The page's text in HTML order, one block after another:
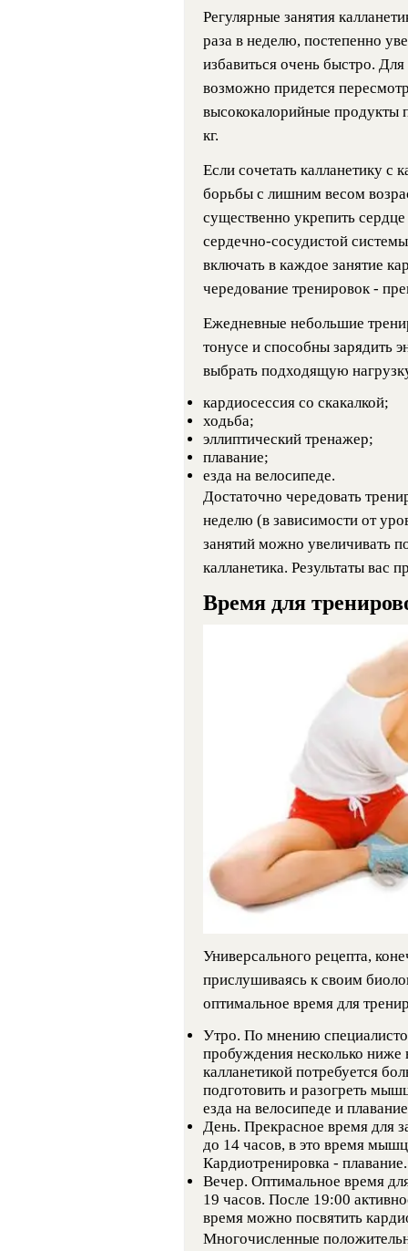
Регулярные занятия
раза в неделю, постепенно
избавиться очень быстро.
возможно придется
высококалорийные продукты
кг.
Если сочетать калланетику с
борьбы с лишним весом
существенно укрепить
сердечно-сосудистой
включать в каждое занятие
чередование тренировок -
Ежедневные небольшие
тонусе и способны зарядить
выбрать подходящую
кардиосессия со скакалкой;
ходьба;
эллиптический тренажер;
плавание;
езда на велосипеде.
Достаточно чередовать
неделю (в зависимости от
занятий можно увеличивать
калланетика. Результаты вас
Время для
Универсального рецепта,
прислушиваясь к своим
оптимальное время для
Утро. По мнению
пробуждения несколько
калланетикой потребуется
подготовить и разогреть
езда на велосипеде и
День. Прекрасное время для
до 14 часов, в это время
Кардиотренировка - плавание.
Вечер. Оптимальное время
19 часов. После 19:00
время можно посвятить
Многочисленные